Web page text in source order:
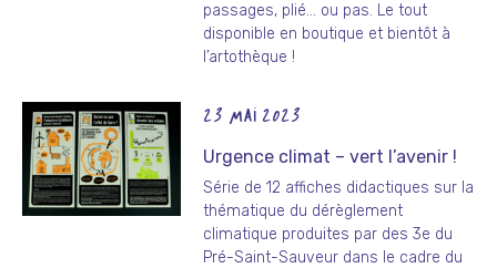
passages, plié… ou pas. Le tout
disponible en boutique et bientôt à
l’artothèque !
23 MAI 2023
Urgence climat – vert l’avenir !
Série de 12 affiches didactiques sur la
thématique du dérèglement
climatique produites par des 3e du
Pré-Saint-Sauveur dans le cadre du